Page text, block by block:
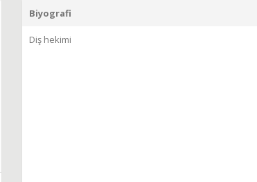
Biyografi
Diş hekimi